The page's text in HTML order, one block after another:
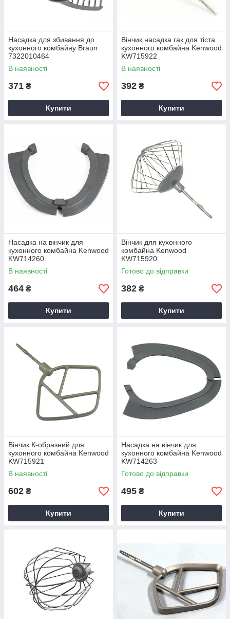
Насадка для збивання до
кухонного комбайну Braun
7322010464
В наявності
371 ₴
Купити
Вінчик насадка гак для тіста
кухонного комбайна Kenwood
KW715922
В наявності
392 ₴
Купити
Насадка на вінчик для
кухонного комбайна Kenwood
KW714260
В наявності
464 ₴
Купити
Вінчик для кухонного
комбайна Kenwood
KW715920
Готово до відправки
382 ₴
Купити
Вінчик К-образний для
кухонного комбайна Kenwood
KW715921
В наявності
602 ₴
Купити
Насадка на вінчик для
кухонного комбайна Kenwood
KW714263
Готово до відправки
495 ₴
Купити